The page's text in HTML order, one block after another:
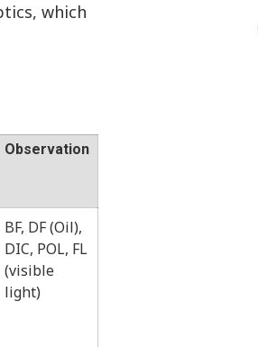
which
Observation
BF, DF (Oil),
DIC, POL, FL
(visible
light)